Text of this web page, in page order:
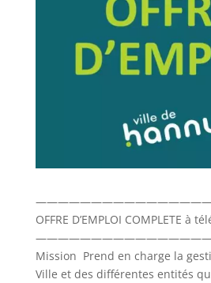
OFFRE D’EMPLOI COMPLETE à
Mission Prend en charge la
Ville et des différentes entités